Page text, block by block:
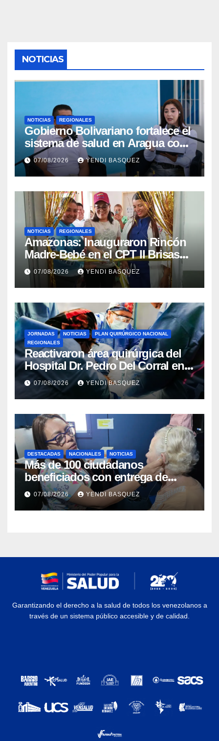
NOTICIAS
NOTICIAS REGIONALES
Gobierno Bolivariano fortalece el
sistema de salud en Aragua con
la reinauguración del CDI La
Mora
07/08/2026 YENDI BASQUEZ
NOTICIAS REGIONALES
​Amazonas: Inauguraron Rincón
Madre-Bebé en el CPT II Brisas
del Aeropuerto ​Inauguraron
Rincón
07/08/2026 YENDI BASQUEZ
JORNADAS NOTICIAS
PLAN QUIRÚRGICO NACIONAL
REGIONALES
Reactivaron área quirúrgica del
Hospital Dr. Pedro Del Corral en
Guárico
07/08/2026 YENDI BASQUEZ
DESTACADAS NACIONALES NOTICIAS
Más de 100 ciudadanos
beneficiados con entrega de
prótesis auditivas en el Centro de
Rehabilitación J.J. Arvelo
07/08/2026 YENDI BASQUEZ
Garantizando el derecho a la salud de todos los venezolanos a
través de un sistema público accesible y de calidad.